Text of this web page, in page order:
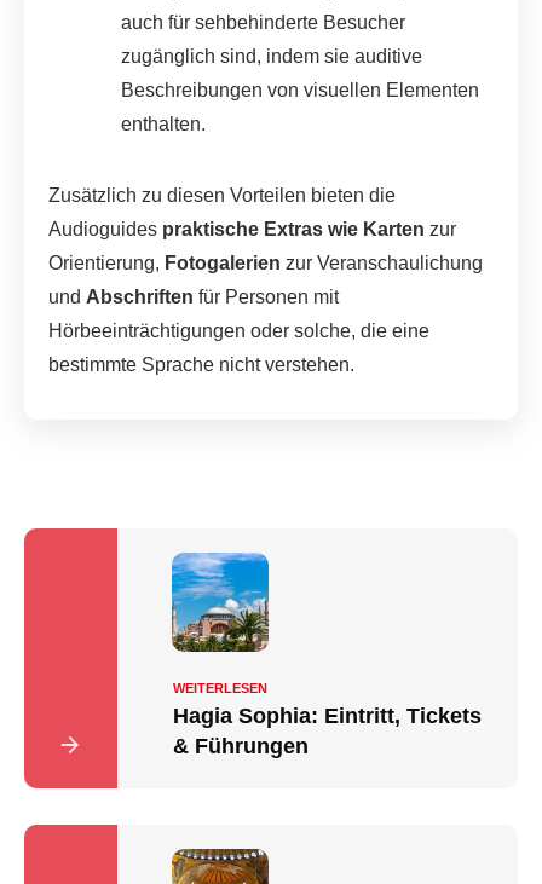
auch für sehbehinderte Besucher
zugänglich sind, indem sie auditive
Beschreibungen von visuellen Elementen
enthalten.
Zusätzlich zu diesen Vorteilen bieten die
Audioguides praktische Extras wie Karten zur
Orientierung, Fotogalerien zur Veranschaulichung
und Abschriften für Personen mit
Hörbeeinträchtigungen oder solche, die eine
bestimmte Sprache nicht verstehen.
WEITERLESEN
Hagia Sophia: Eintritt, Tickets
& Führungen